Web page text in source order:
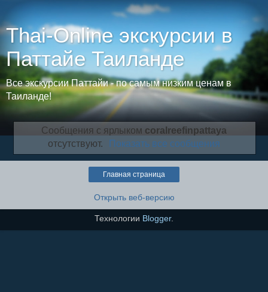
Thai-Online экскурсии в
Паттайе Таиланде
Все экскурсии Паттайи - по самым низким ценам в
Таиланде!
Сообщения с ярлыком coralreefinpattaya
отсутствуют.
Показать все сообщения
Главная страница
Открыть веб-версию
Технологии Blogger.